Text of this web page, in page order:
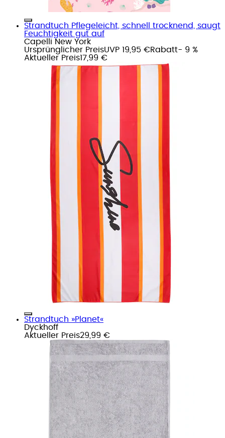
Strandtuch Pflegeleicht, schnell trocknend, saugt
Feuchtigkeit gut auf
Capelli New York
Ursprünglicher PreisUVP 19,95 €Rabatt- 9 %
Aktueller Preis17,99 €
Strandtuch »Planet«
Dyckhoff
Aktueller Preis29,99 €